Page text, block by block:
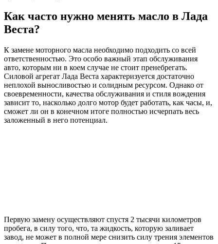
Как часто нужно менять масло в Лада
Веста?
К замене моторного масла необходимо подходить со всей
ответственностью. Это особо важный этап обслуживания
авто, которым ни в коем случае не стоит пренебрегать.
Силовой агрегат Лада Веста характеризуется достаточно
неплохой выносливостью и солидным ресурсом. Однако от
своевременности, качества обслуживания и стиля вождения
зависит то, насколько долго мотор будет работать, как часы, и,
сможет ли он в конечном итоге полностью исчерпать весь
заложенный в него потенциал.
Первую замену осуществляют спустя 2 тысячи километров
пробега, в силу того, что, та жидкость, которую заливает
завод, не может в полной мере снизить силу трения элементов